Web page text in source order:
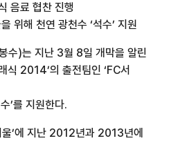
음료 협찬 진행
위해 천연 광천수 ‘석수’ 지원
수)는 지난 3월 8일 개막을 알린
식 2014’의 출전팀인 ‘FC서
’를 지원한다.
울’에 지난 2012년과 2013년에